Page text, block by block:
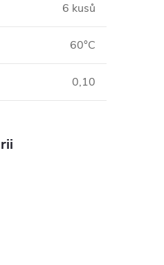
6 kusů
60°C
0,10